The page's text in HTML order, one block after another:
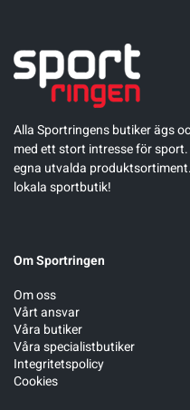
Alla Sportringens butiker ägs
med ett stort intresse för
egna utvalda
lokala sportbutik!
Om Sportringen
Om oss
Vårt ansvar
Våra butiker
Våra specialistbutiker
Integritetspolicy
Cookies